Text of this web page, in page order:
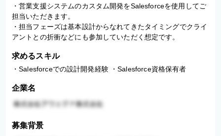
・営業支援システムのカスタム開発をSalesforceを使用してご
担当いただきます。
・担当フェーズは基本設計からなれてきたタイミングでクライ
アントとの折衝などにも参加していただく想定です。
求めるスキル
・Salesforceでの設計開発経験 ・Salesforce資格保有者
企業名
募集背景